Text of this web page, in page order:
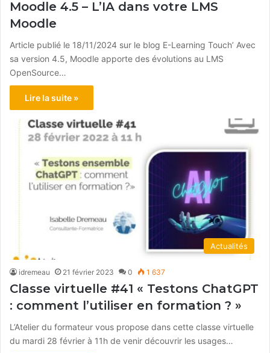
Moodle 4.5 – L’IA dans votre LMS
Moodle
Article publié le 18/11/2024 sur le blog E-Learning Touch’ Avec
sa version 4.5, Moodle apporte des évolutions au LMS
OpenSource…
Lire la suite »
Actualités
idremeau 21 février 2023 0 1 637
Classe virtuelle #41 « Testons ChatGPT
: comment l’utiliser en formation ? »
L’Atelier du formateur vous propose dans cette classe virtuelle
du mardi 28 février à 11h de venir découvrir les usages…